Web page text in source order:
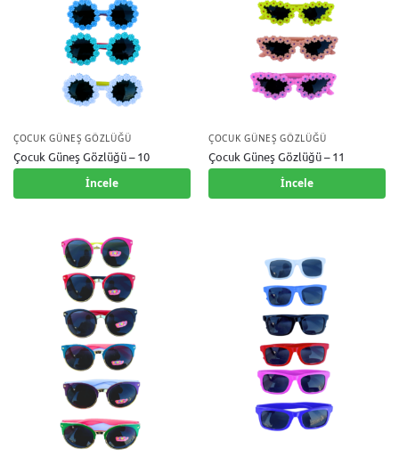
ÇOCUK GÜNEŞ GÖZLÜĞÜ
Çocuk Güneş Gözlüğü – 10
İncele
ÇOCUK GÜNEŞ GÖZLÜĞÜ
Çocuk Güneş Gözlüğü – 11
İncele